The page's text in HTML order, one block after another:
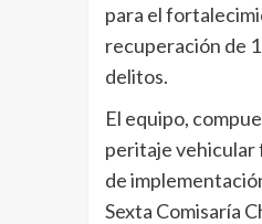
para el
recuperación de
delitos.
El equipo,
peritaje vehicular
de
Sexta Comisaría